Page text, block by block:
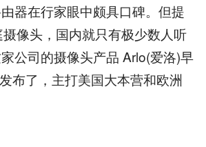
器在行家眼中颇具口碑。但提
像头，国内就只有极少数人听
公司的摄像头产品 Arlo(爱洛)早
布了，主打美国大本营和欧洲